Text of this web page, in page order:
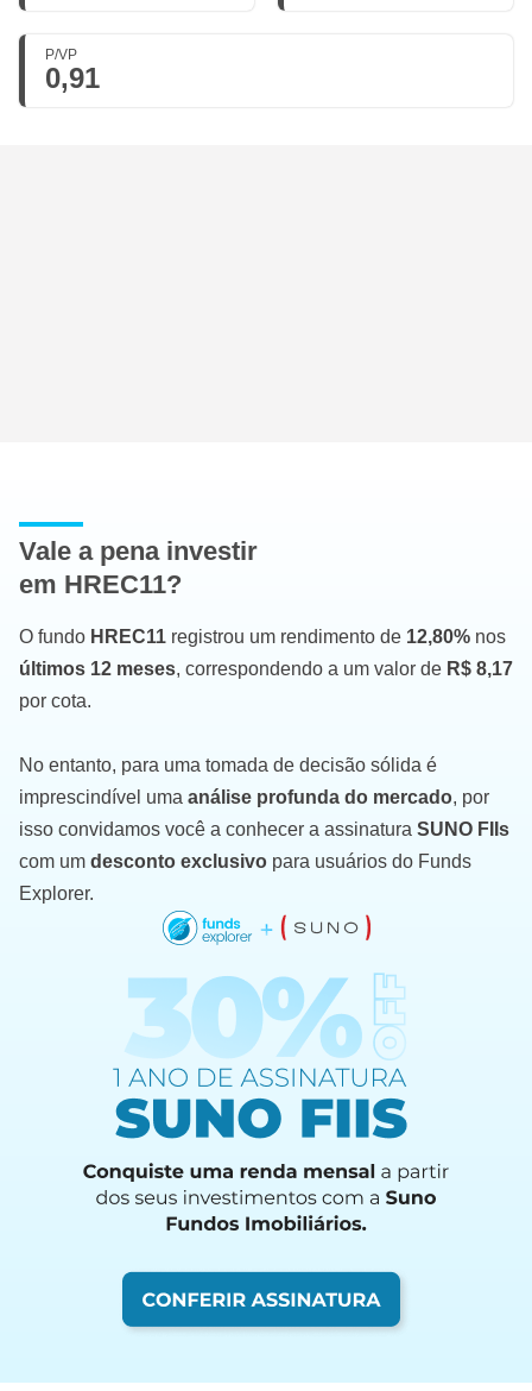
P/VP
0,91
Vale a pena investir
em HREC11?
O fundo HREC11 registrou um rendimento de 12,80% nos
últimos 12 meses, correspondendo a um valor de R$ 8,17
por cota.
No entanto, para uma tomada de decisão sólida é
imprescindível uma análise profunda do mercado, por
isso convidamos você a conhecer a assinatura SUNO FIIs
com um desconto exclusivo para usuários do Funds
Explorer.